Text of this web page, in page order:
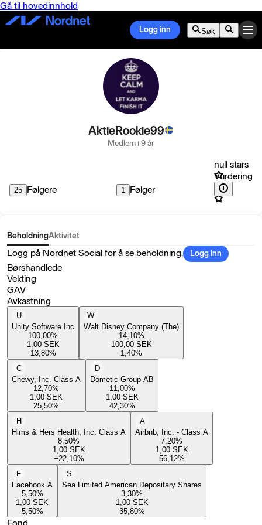
Gå til hovedinnhold
Logg inn Søk
AktieRookie99
Medlem i 9 år
25 Følgere 1 Følger
null stars
Vurdering
BeholdningAktivitet
Logg på Nordnet Social for å se beholdning. Logg inn
Børshandlede
Vekting
GAV
Avkastning
U
Unity Software Inc
100,00%
1,00 SEK
13,80%
W
Walt Disney Company (The)
14,10%
100,00 SEK
1,40%
C
Chewy, Inc. Class A
12,70%
1,00 SEK
25,50%
D
Dometic Group AB
11,00%
1,00 SEK
42,30%
H
Hims & Hers Health, Inc. Class A
8,50%
1,00 SEK
−22,10%
A
Airbnb, Inc. - Class A
7,20%
1,00 SEK
56,12%
F
Facebook A
5,50%
1,00 SEK
5,50%
S
Sea Limited American Depositary Shares
3,30%
1,00 SEK
35,80%